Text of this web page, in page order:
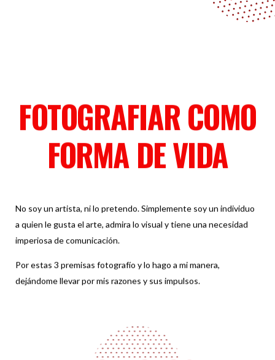
FOTOGRAFIAR COMO
FORMA DE VIDA
No soy un artista, ni lo pretendo. Simplemente soy un individuo
a quien le gusta el arte, admira lo visual y tiene una necesidad
imperiosa de comunicación.
Por estas 3 premisas fotografío y lo hago a mi manera,
dejándome llevar por mis razones y sus impulsos.